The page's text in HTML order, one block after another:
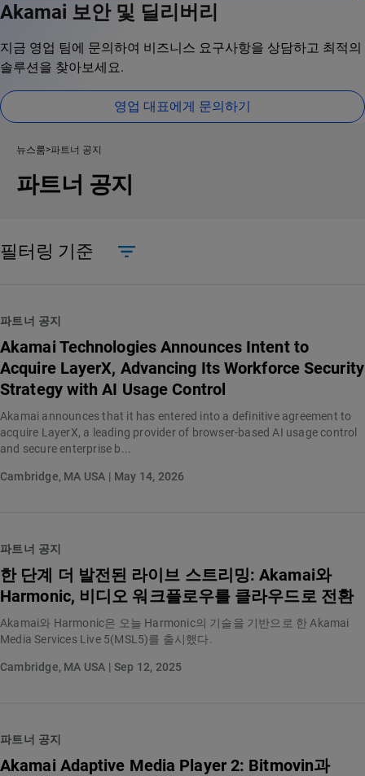
Akamai 보안 및 딜리버리
지금 영업 팀에 문의하여 비즈니스 요구사항을 상담하고 최적의
솔루션을 찾아보세요.
영업 대표에게 문의하기
뉴스룸 파트너 공지
파트너 공지
필터링 기준
파트너 공지
Akamai Technologies Announces Intent to
Acquire LayerX, Advancing Its Workforce Security
Strategy with AI Usage Control
Akamai announces that it has entered into a definitive agreement to
acquire LayerX, a leading provider of browser-based AI usage control
and secure enterprise b...
Cambridge, MA USA | May 14, 2026
파트너 공지
한 단계 더 발전된 라이브 스트리밍: Akamai와
Harmonic, 비디오 워크플로우를 클라우드로 전환
Akamai와 Harmonic은 오늘 Harmonic의 기술을 기반으로 한 Akamai
Media Services Live 5(MSL5)를 출시했다.
Cambridge, MA USA | Sep 12, 2025
파트너 공지
Akamai Adaptive Media Player 2: Bitmovin과